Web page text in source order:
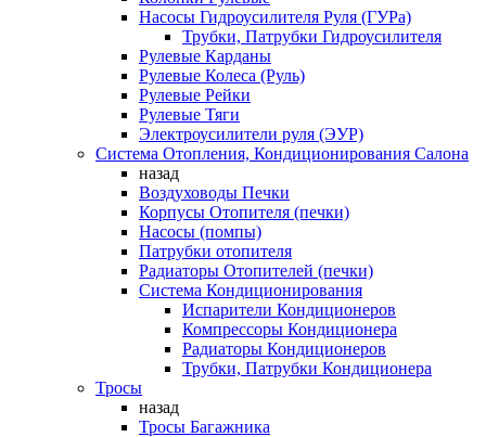
Насосы Гидроусилителя Руля (ГУРа)
Трубки, Патрубки Гидроусилителя
Рулевые Карданы
Рулевые Колеса (Руль)
Рулевые Рейки
Рулевые Тяги
Электроусилители руля (ЭУР)
Система Отопления, Кондиционирования Салона
назад
Воздуховоды Печки
Корпусы Отопителя (печки)
Насосы (помпы)
Патрубки отопителя
Радиаторы Отопителей (печки)
Система Кондиционирования
Испарители Кондиционеров
Компрессоры Кондиционера
Радиаторы Кондиционеров
Трубки, Патрубки Кондиционера
Тросы
назад
Тросы Багажника